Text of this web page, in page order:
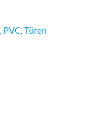
, PVC,Türen